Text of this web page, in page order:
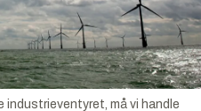
industrieventyret, må vi handle